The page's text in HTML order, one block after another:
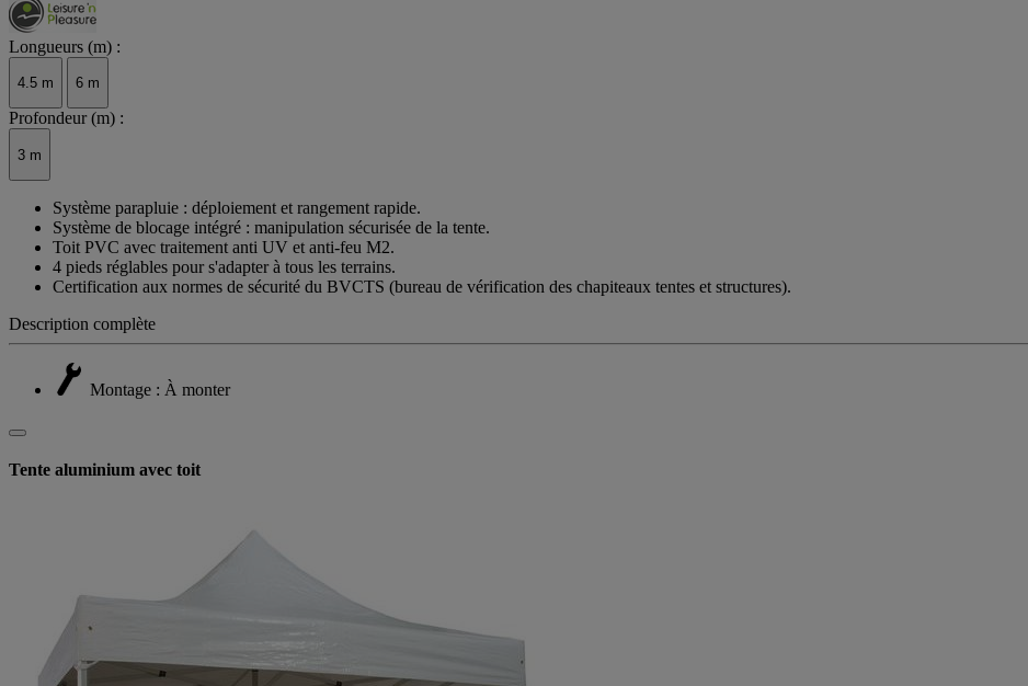
Longueurs (m) :
4.5 m 6 m
Profondeur (m) :
3 m
Système parapluie : déploiement et rangement rapide.
Système de blocage intégré : manipulation sécurisée de la tente.
Toit PVC avec traitement anti UV et anti-feu M2.
4 pieds réglables pour s'adapter à tous les terrains.
Certification aux normes de sécurité du BVCTS (bureau de vérification des chapiteaux tentes et structures).
Description complète
Montage : À monter
Tente aluminium avec toit